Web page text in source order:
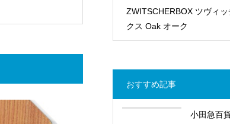
ZWITSCHERBOX ツヴィッ
クス Oak オーク
おすすめ記事
小田急百